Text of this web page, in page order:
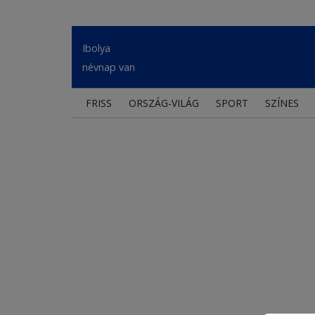
Ibolya
névnap van
FRISS ORSZÁG-VILÁG SPORT SZÍNES